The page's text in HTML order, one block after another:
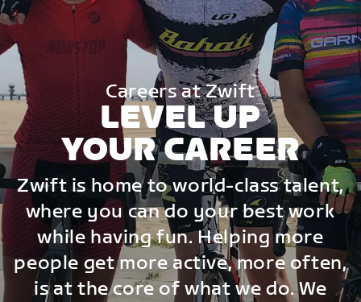
Careers at Zwift
LEVEL UP
YOUR CAREER
Zwift is home to world-class talent,
where you can do your best work
while having fun. Helping more
people get more active, more often,
is at the core of what we do. We